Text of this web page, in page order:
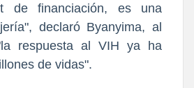
de financiación, es una
declaró Byanyima, al
respuesta al VIH ya ha
de vidas".